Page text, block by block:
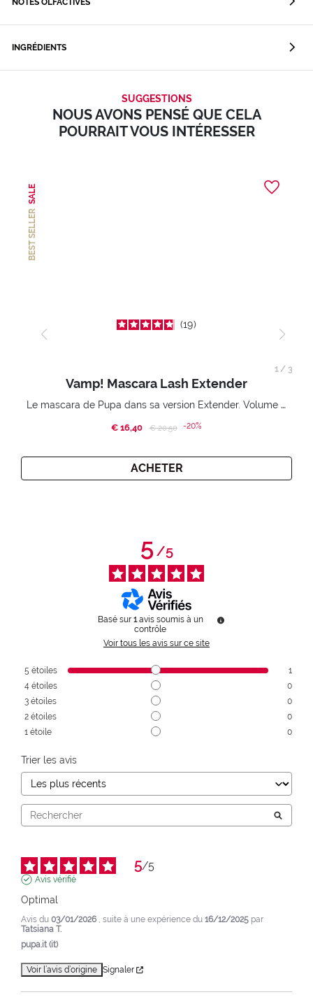
INGRÉDIENTS
SUGGESTIONS
NOUS AVONS PENSÉ QUE CELA
POURRAIT VOUS INTÉRESSER
BEST SELLER
SALE
19
Vamp! Mascara Lash Extender
Le mascara de Pupa dans sa version Extender. Volume extension 3D. Des cils amplifiés et liftés à l’infini.
€ 16,40 Price reduced from
€ 20,50to-20%
ACHETER
1 / 3
5/5
Basé sur 1 avis soumis à un
contrôle
Voir tous les avis sur ce site
5 étoiles
1
4 étoiles
0
3 étoiles
0
2 étoiles
0
1 étoile 0
Trier les avis
5/5
Avis vérifié
Optimal
Avis du 03/01/2026 , suite à une expérience du 16/12/2025 par
Tatsiana T.
pupa.it (it)
Voir l’avis d’origine Signaler